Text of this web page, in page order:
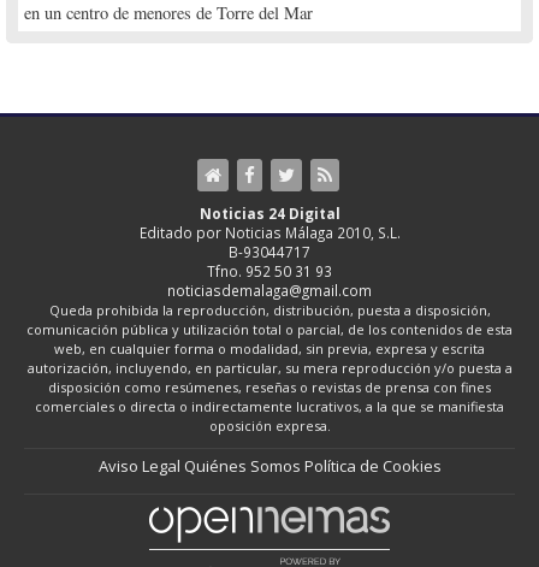
en un centro de menores de Torre del Mar
Noticias 24 Digital
Editado por Noticias Málaga 2010, S.L.
B-93044717
Tfno. 952 50 31 93
noticiasdemalaga@gmail.com
Queda prohibida la reproducción, distribución, puesta a disposición,
comunicación pública y utilización total o parcial, de los contenidos de esta
web, en cualquier forma o modalidad, sin previa, expresa y escrita
autorización, incluyendo, en particular, su mera reproducción y/o puesta a
disposición como resúmenes, reseñas o revistas de prensa con fines
comerciales o directa o indirectamente lucrativos, a la que se manifiesta
oposición expresa.
Aviso Legal Quiénes Somos Política de Cookies